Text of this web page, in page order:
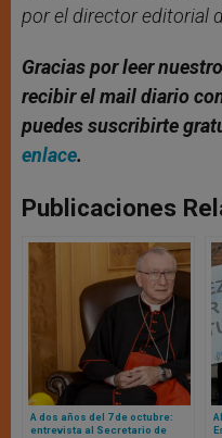
por el director editorial
Gracias por leer
recibir el mail diario
puedes suscribirte
enlace.
Publicaciones
A dos años del 7 de octubre:
entrevista al Secretario de